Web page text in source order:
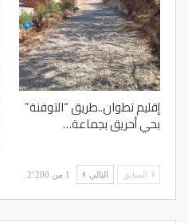
إقليم تطوان..طريق “التوفنة”
بحي أحريق بجماعة…
السابق التالي 1 من 2٬200